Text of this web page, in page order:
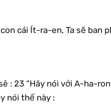
cái Ít-ra-en, Ta sẽ ban
: 23 “Hãy nói với A-ha-
nói thế này :